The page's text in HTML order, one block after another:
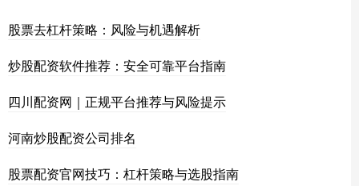
股票去杠杆策略：风险与机遇解析
炒股配资软件推荐：安全可靠平台指南
四川配资网｜正规平台推荐与风险提示
河南炒股配资公司排名
股票配资官网技巧：杠杆策略与选股指南